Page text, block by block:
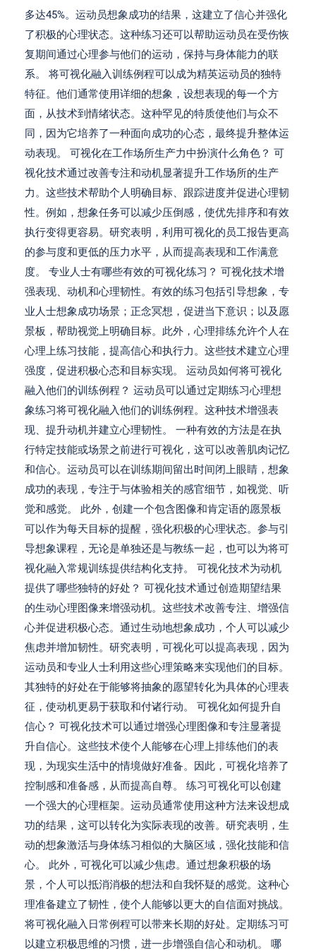
多达45%。运动员想象成功的结果，这建立了信心并强化
了积极的心理状态。这种练习还可以帮助运动员在受伤恢
复期间通过心理参与他们的运动，保持与身体能力的联
系。 将可视化融入训练例程可以成为精英运动员的独特
特征。他们通常使用详细的想象，设想表现的每一个方
面，从技术到情绪状态。这种罕见的特质使他们与众不
同，因为它培养了一种面向成功的心态，最终提升整体运
动表现。 可视化在工作场所生产力中扮演什么角色？ 可
视化技术通过改善专注和动机显著提升工作场所的生产
力。这些技术帮助个人明确目标、跟踪进度并促进心理韧
性。例如，想象任务可以减少压倒感，使优先排序和有效
执行变得更容易。研究表明，利用可视化的员工报告更高
的参与度和更低的压力水平，从而提高表现和工作满意
度。 专业人士有哪些有效的可视化练习？ 可视化技术增
强表现、动机和心理韧性。有效的练习包括引导想象，专
业人士想象成功场景；正念冥想，促进当下意识；以及愿
景板，帮助视觉上明确目标。此外，心理排练允许个人在
心理上练习技能，提高信心和执行力。这些技术建立心理
强度，促进积极心态和目标实现。 运动员如何将可视化
融入他们的训练例程？ 运动员可以通过定期练习心理想
象练习将可视化融入他们的训练例程。这种技术增强表
现、提升动机并建立心理韧性。 一种有效的方法是在执
行特定技能或场景之前进行可视化，这可以改善肌肉记忆
和信心。运动员可以在训练期间留出时间闭上眼睛，想象
成功的表现，专注于与体验相关的感官细节，如视觉、听
觉和感觉。 此外，创建一个包含图像和肯定语的愿景板
可以作为每天目标的提醒，强化积极的心理状态。参与引
导想象课程，无论是单独还是与教练一起，也可以为将可
视化融入常规训练提供结构化支持。 可视化技术为动机
提供了哪些独特的好处？ 可视化技术通过创造期望结果
的生动心理图像来增强动机。这些技术改善专注、增强信
心并促进积极心态。通过生动地想象成功，个人可以减少
焦虑并增加韧性。研究表明，可视化可以提高表现，因为
运动员和专业人士利用这些心理策略来实现他们的目标。
其独特的好处在于能够将抽象的愿望转化为具体的心理表
征，使动机更易于获取和付诸行动。 可视化如何提升自
信心？ 可视化技术可以通过增强心理图像和专注显著提
升自信心。这些技术使个人能够在心理上排练他们的表
现，为现实生活中的情境做好准备。因此，可视化培养了
控制感和准备感，从而提高自尊。 练习可视化可以创建
一个强大的心理框架。运动员通常使用这种方法来设想成
功的结果，这可以转化为实际表现的改善。研究表明，生
动的想象激活与身体练习相似的大脑区域，强化技能和信
心。 此外，可视化可以减少焦虑。通过想象积极的场
景，个人可以抵消消极的想法和自我怀疑的感觉。这种心
理准备建立了韧性，使个人能够以更大的自信面对挑战。
将可视化融入日常例程可以带来长期的好处。定期练习可
以建立积极思维的习惯，进一步增强自信心和动机。 哪